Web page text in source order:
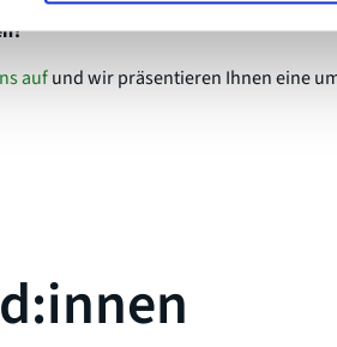
aufund wir präsentieren Ihnen eine